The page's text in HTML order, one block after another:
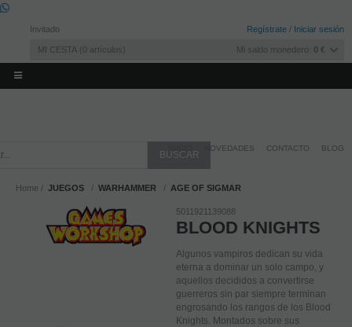
Invitado Regístrate / Iniciar sesión
MI CESTA 0 artículos Mi saldo monedero: 0 €
NOVEDADES CONTACTO BLOG
Home JUEGOS WARHAMMER AGE OF SIGMAR
5011921139088
BLOOD KNIGHTS
Algunos vampiros dedican su vida
eterna a dominar un solo campo, y
aquellos decididos a convertirse
guerreros sin par siempre terminan
engrosando los rangos de los Blood
Knights. Montados sobre sus